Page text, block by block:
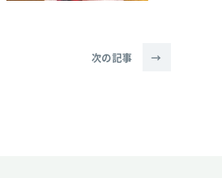
次の記事 →